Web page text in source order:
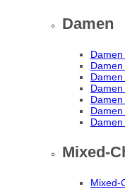
Damen
Damen
Damen
Damen
Mixed-
Mixed-